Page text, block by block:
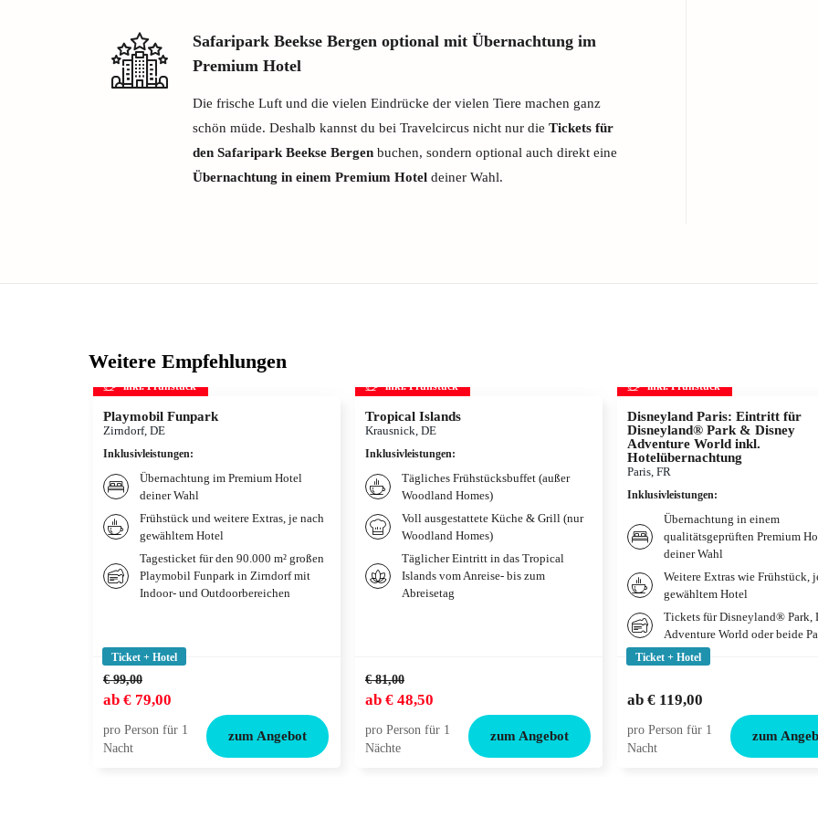
Safaripark Beekse Bergen optional mit Übernachtung im
Premium Hotel
Die frische Luft und die vielen Eindrücke der vielen Tiere machen ganz
schön müde. Deshalb kannst du bei Travelcircus nicht nur die Tickets für
den Safaripark Beekse Bergen buchen, sondern optional auch direkt eine
Übernachtung in einem Premium Hotel deiner Wahl.
Weitere Empfehlungen
inkl. Frühstück
Playmobil Funpark
Zirndorf, DE
Inklusivleistungen:
Übernachtung im Premium Hotel
deiner Wahl
Frühstück und weitere Extras, je nach
gewähltem Hotel
Tagesticket für den 90.000 m² großen
Playmobil Funpark in Zirndorf mit
Indoor- und Outdoorbereichen
Ticket + Hotel
€ 99,00
ab € 79,00
pro Person für 1
Nacht
zum Angebot
inkl. Frühstück
Tropical Islands
Krausnick, DE
Inklusivleistungen:
Tägliches Frühstücksbuffet (außer
Woodland Homes)
Voll ausgestattete Küche & Grill (nur
Woodland Homes)
Täglicher Eintritt in das Tropical
Islands vom Anreise- bis zum
Abreisetag
€ 81,00
ab € 48,50
pro Person für 1
Nächte
zum Angebot
inkl. Frühstück
Disneyland Paris: Eintritt für
Disneyland® Park & Disney
Adventure World inkl.
Hotelübernachtung
Paris, FR
Inklusivleistungen:
Übernachtung in einem
qualitätsgeprüften Premium
deiner Wahl
Weitere Extras wie Frühstück,
gewähltem Hotel
Tickets für Disneyland® Park,
Adventure World oder beide
Ticket + Hotel
ab € 119,00
pro Person für 1
Nacht
zum